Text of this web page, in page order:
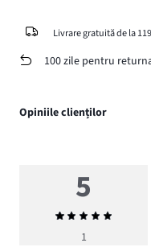
Livrare gratuită de la
100 zile pentru
Opiniile clienților
5
Evaluarea
medie
1